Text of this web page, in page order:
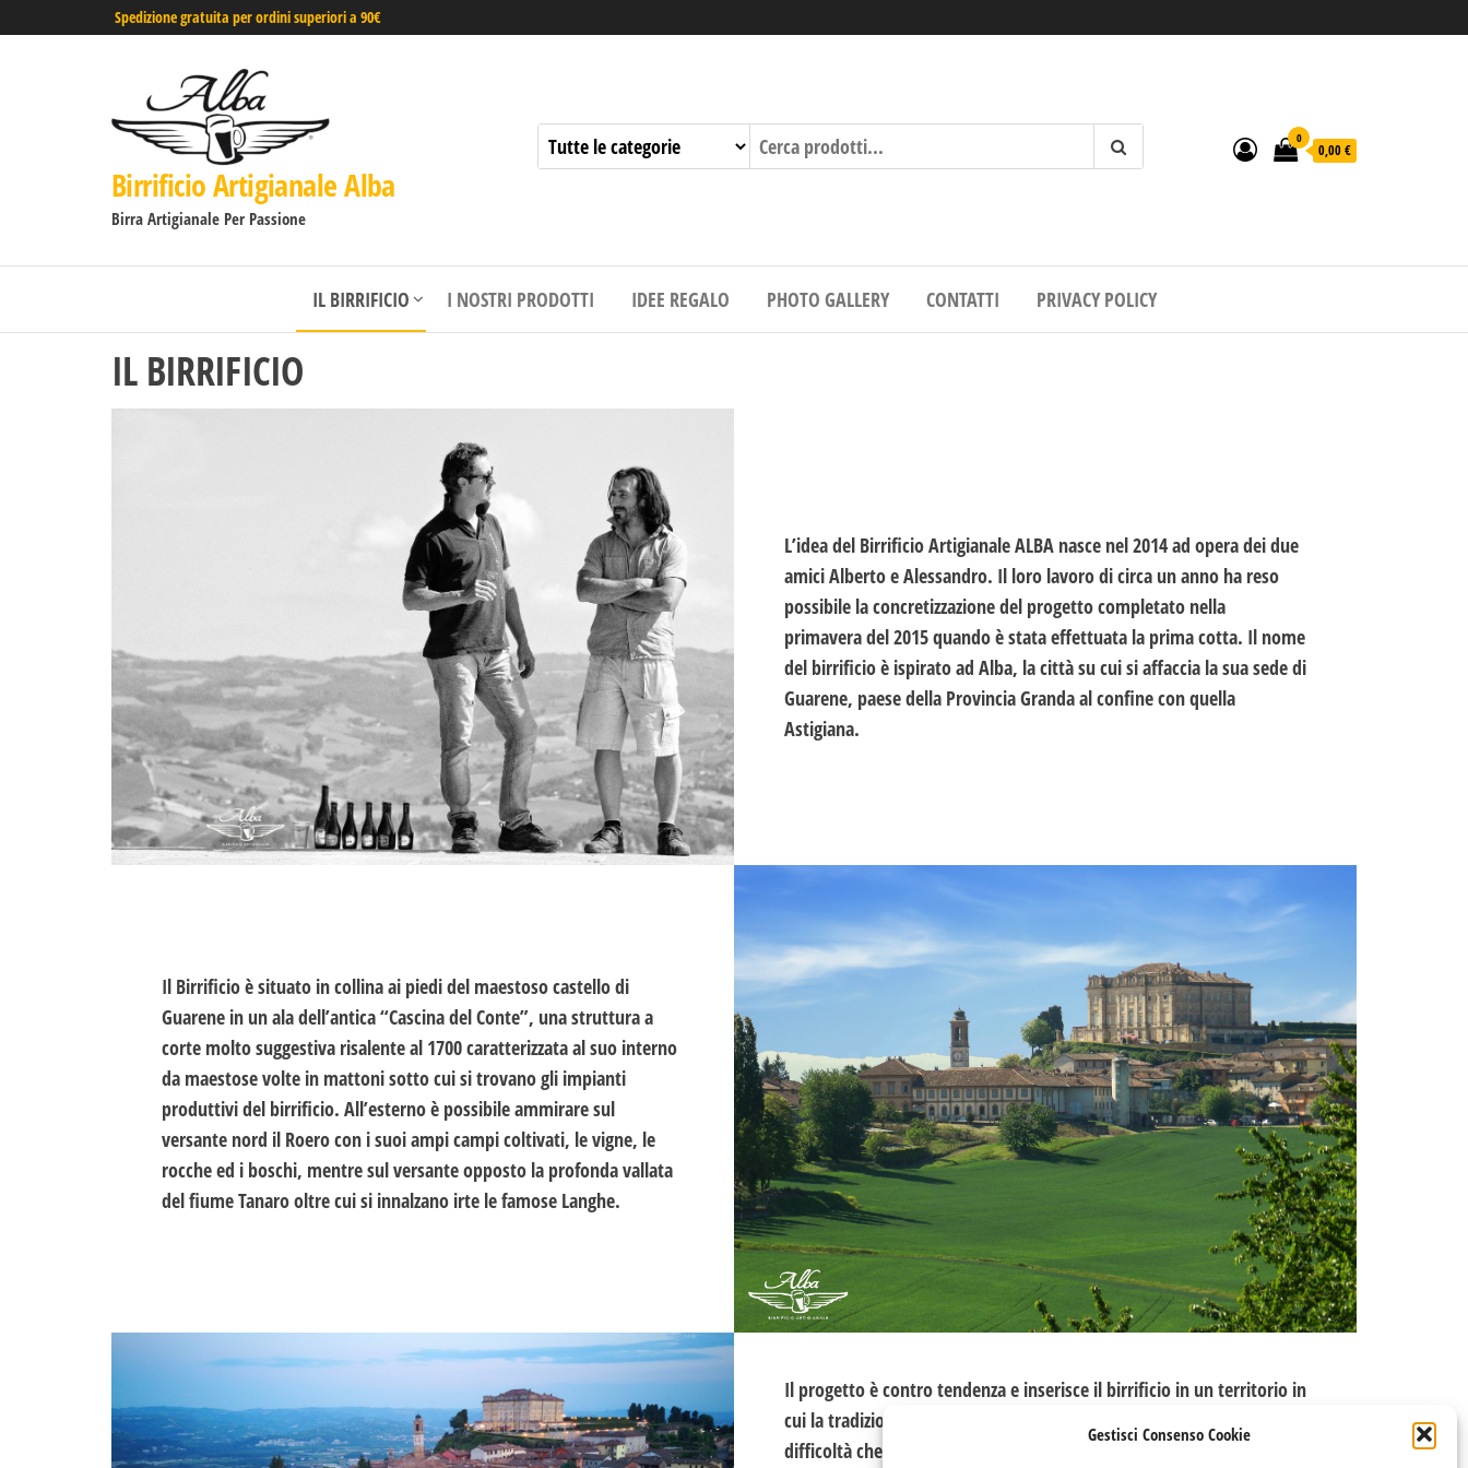
Gestisci Consenso Cookie
Spedizione gratuita per ordini superiori a 90€
Birrificio Artigianale Alba
Birra Artigianale Per Passione
0
0,00 €
IL BIRRIFICIO I NOSTRI PRODOTTI IDEE REGALO PHOTO GALLERY CONTATTI PRIVACY POLICY
IL BIRRIFICIO
L’idea del Birrificio Artigianale ALBA nasce nel 2014 ad opera dei due
amici Alberto e Alessandro. Il loro lavoro di circa un anno ha reso
possibile la concretizzazione del progetto completato nella
primavera del 2015 quando è stata effettuata la prima cotta. Il nome
del birrificio è ispirato ad Alba, la città su cui si affaccia la sua sede di
Guarene, paese della Provincia Granda al confine con quella
Astigiana.
Il Birrificio è situato in collina ai piedi del maestoso castello di
Guarene in un ala dell’antica “Cascina del Conte”, una struttura a
corte molto suggestiva risalente al 1700 caratterizzata al suo interno
da maestose volte in mattoni sotto cui si trovano gli impianti
produttivi del birrificio. All’esterno è possibile ammirare sul
versante nord il Roero con i suoi ampi campi coltivati, le vigne, le
rocche ed i boschi, mentre sul versante opposto la profonda vallata
del fiume Tanaro oltre cui si innalzano irte le famose Langhe.
Il progetto è contro tendenza e inserisce il birrificio in un territorio in
cui la tradizione del vino è fortemente radicata, senza contare le
difficoltà che incontra l’imprenditoria in generale in questo